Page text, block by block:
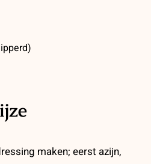
maken; eerst azijn,